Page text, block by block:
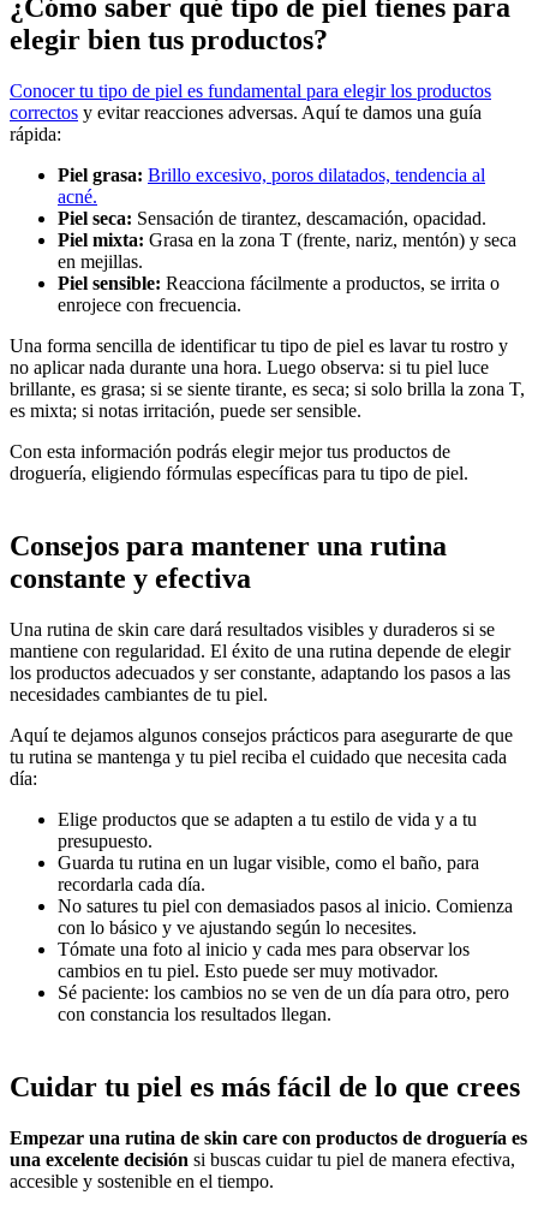
¿Cómo saber qué tipo de piel tienes para
elegir bien tus productos?
Conocer tu tipo de piel es fundamental para elegir los productos
correctos y evitar reacciones adversas. Aquí te damos una guía
rápida:
Piel grasa: Brillo excesivo, poros dilatados, tendencia al
acné.
Piel seca: Sensación de tirantez, descamación, opacidad.
Piel mixta: Grasa en la zona T (frente, nariz, mentón) y seca
en mejillas.
Piel sensible: Reacciona fácilmente a productos, se irrita o
enrojece con frecuencia.
Una forma sencilla de identificar tu tipo de piel es lavar tu rostro y
no aplicar nada durante una hora. Luego observa: si tu piel luce
brillante, es grasa; si se siente tirante, es seca; si solo brilla la zona T,
es mixta; si notas irritación, puede ser sensible.
Con esta información podrás elegir mejor tus productos de
droguería, eligiendo fórmulas específicas para tu tipo de piel.
Consejos para mantener una rutina
constante y efectiva
Una rutina de skin care dará resultados visibles y duraderos si se
mantiene con regularidad. El éxito de una rutina depende de elegir
los productos adecuados y ser constante, adaptando los pasos a las
necesidades cambiantes de tu piel.
Aquí te dejamos algunos consejos prácticos para asegurarte de que
tu rutina se mantenga y tu piel reciba el cuidado que necesita cada
día:
Elige productos que se adapten a tu estilo de vida y a tu
presupuesto.
Guarda tu rutina en un lugar visible, como el baño, para
recordarla cada día.
No satures tu piel con demasiados pasos al inicio. Comienza
con lo básico y ve ajustando según lo necesites.
Tómate una foto al inicio y cada mes para observar los
cambios en tu piel. Esto puede ser muy motivador.
Sé paciente: los cambios no se ven de un día para otro, pero
con constancia los resultados llegan.
Cuidar tu piel es más fácil de lo que crees
Empezar una rutina de skin care con productos de droguería es
una excelente decisión si buscas cuidar tu piel de manera efectiva,
accesible y sostenible en el tiempo.